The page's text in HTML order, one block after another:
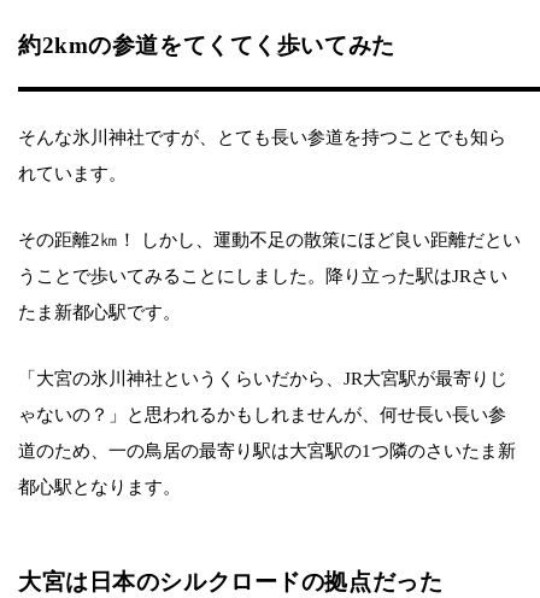
約2kmの参道をてくてく歩いてみた
そんな氷川神社ですが、とても長い参道を持つことでも知ら
れています。
その距離2㎞！ しかし、運動不足の散策にほど良い距離だとい
うことで歩いてみることにしました。降り立った駅はJRさい
たま新都心駅です。
「大宮の氷川神社というくらいだから、JR大宮駅が最寄りじ
ゃないの？」と思われるかもしれませんが、何せ長い長い参
道のため、一の鳥居の最寄り駅は大宮駅の1つ隣のさいたま新
都心駅となります。
大宮は日本のシルクロードの拠点だった